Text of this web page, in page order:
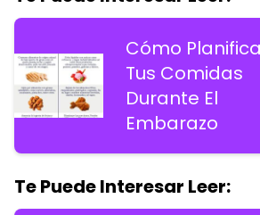
Cómo
Tus Comidas
Durante El
Embarazo
Te Puede Interesar Leer: